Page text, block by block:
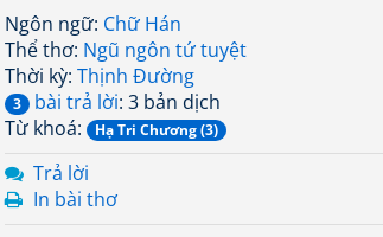
Ngôn ngữ: Chữ Hán
Thể thơ: Ngũ ngôn tứ tuyệt
Thời kỳ: Thịnh Đường
3 bài trả lời: 3 bản dịch
Từ khoá:
Hạ Tri Chương (3)
Trả lời
In bài thơ